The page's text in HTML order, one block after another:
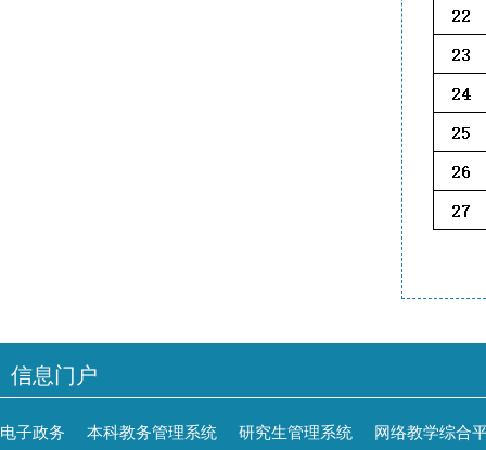
信息门户
电子政务 本科教务管理系统 研究生管理系统 网络教学综合